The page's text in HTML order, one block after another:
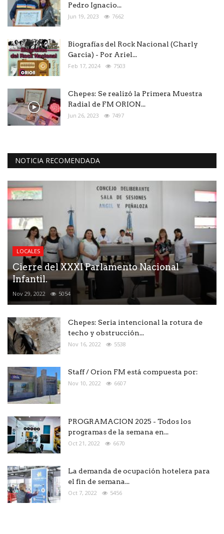
Pedro Ignacio...
Jun 19, 2023 7662
Biografías del Rock Nacional (Charly
Garcia) - Por Ariel...
Feb 17, 2024 7503
Chepes: Se realizó la Primera Muestra
Radial de FM ORION...
Jun 26, 2023 7497
NOTICIA RECOMENDADA
LOCALES
Cierre del XXXI Parlamento Nacional
Infantil.
Nov 29, 2022 5054
Chepes: Seria intencional la rotura de
techo y obstrucción...
Nov 16, 2022 5538
Staff / Orion FM está compuesta por:
Nov 10, 2022 6607
PROGRAMACION 2025 - Todos los
programas de la semana en...
Oct 21, 2022 6670
La demanda de ocupación hotelera para
el fin de semana...
Oct 7, 2022 5456